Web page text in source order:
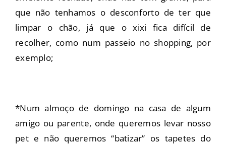
que não tenhamos o desconforto de ter que
limpar o chão, já que o xixi fica difícil de
recolher, como num passeio no shopping, por
exemplo;
*Num almoço de domingo na casa de algum
amigo ou parente, onde queremos levar nosso
pet e não queremos “batizar” os tapetes do